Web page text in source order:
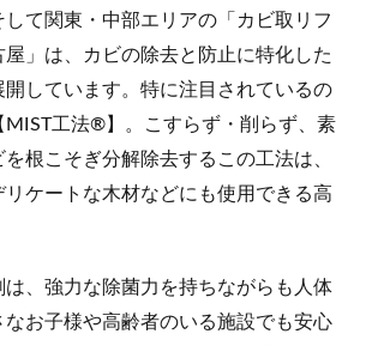
して関東・中部エリアの「カビ取リフ
屋」は、カビの除去と防止に特化した
しています。特に注目されているの
MIST工法®】。こすらず・削らず、素
根こそぎ分解除去するこの工法は、
リケートな木材などにも使用できる高
、強力な除菌力を持ちながらも人体
なお子様や高齢者のいる施設でも安心